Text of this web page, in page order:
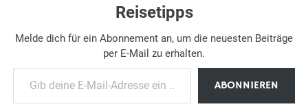
Reisetipps
Melde dich für ein Abonnement an, um die neuesten Beiträge
per E-Mail zu erhalten.
Gib deine E-Mail-Adresse ein ...
ABONNIEREN